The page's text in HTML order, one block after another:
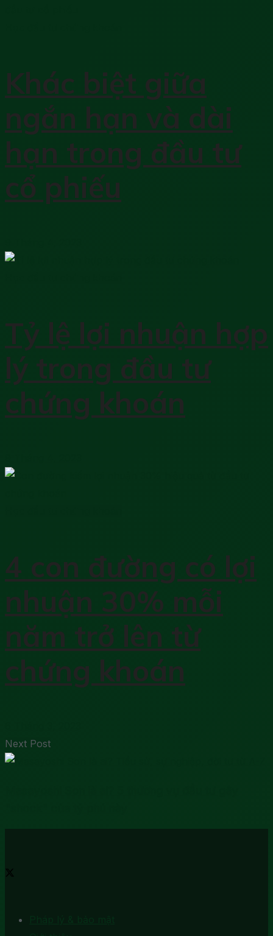
Khác biệt giữa
ngắn hạn và dài
hạn trong đầu tư
cổ phiếu
Tỷ lệ lợi nhuận hợp
lý trong đầu tư
chứng khoán
4 con đường có lợi
nhuận 30% mỗi
năm trở lên từ
chứng khoán
Next Post